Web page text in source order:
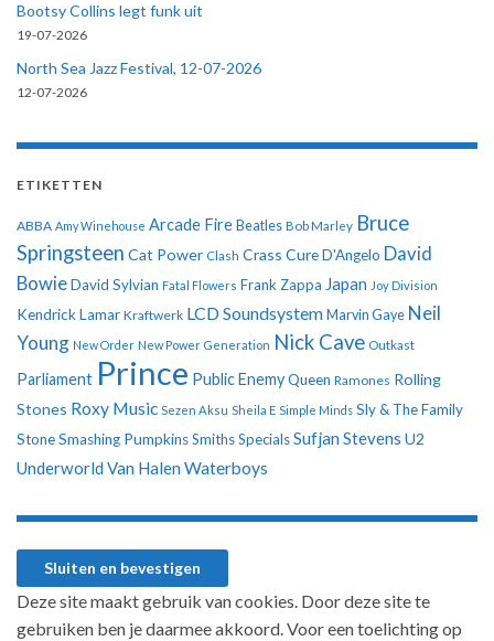
Bootsy Collins legt funk uit
19-07-2026
North Sea Jazz Festival, 12-07-2026
12-07-2026
ETIKETTEN
ABBA Amy Winehouse Arcade Fire Beatles Bob Marley Bruce
Springsteen Cat Power Clash Crass CureD'Angelo David
BowieDavid Sylvian Fatal Flowers Frank Zappa Japan Joy Division
Kendrick Lamar Kraftwerk LCD Soundsystem Marvin Gaye Neil
Young New Order New Power Generation Nick Cave Outkast
Parliament Prince Public EnemyQueen Ramones Rolling
Stones Roxy Music Sezen Aksu Sheila E Simple Minds Sly & The Family
StoneSmashing PumpkinsSmithsSpecialsSufjan Stevens U2
Underworld Van Halen Waterboys
Deze site maakt gebruik van cookies. Door deze site te
gebruiken ben je daarmee akkoord. Voor een toelichting op